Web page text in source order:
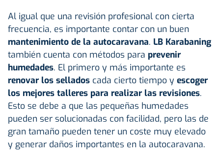
Al igual que una revisión profesional con cierta
frecuencia, es importante contar con un buen
mantenimiento de la autocaravana. LB Karabaning
también cuenta con métodos para prevenir
humedades. El primero y más importante es
renovar los sellados cada cierto tiempo y escoger
los mejores talleres para realizar las revisiones.
Esto se debe a que las pequeñas humedades
pueden ser solucionadas con facilidad, pero las de
gran tamaño pueden tener un coste muy elevado
y generar daños importantes en la autocaravana.